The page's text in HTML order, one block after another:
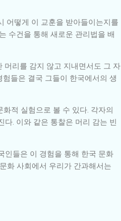
어떻게 이 교훈을 받아들이는지를
수건을 통해 새로운 관리법을 배
머리를 감지 않고 지내면서도 그 자
들은 결국 그들이 한국에서의 생
적 실험으로 볼 수 있다. 각자의
. 이와 같은 통찰은 머리 감는 빈
인들은 이 경험을 통해 한국 문화
화 사회에서 우리가 간과해서는